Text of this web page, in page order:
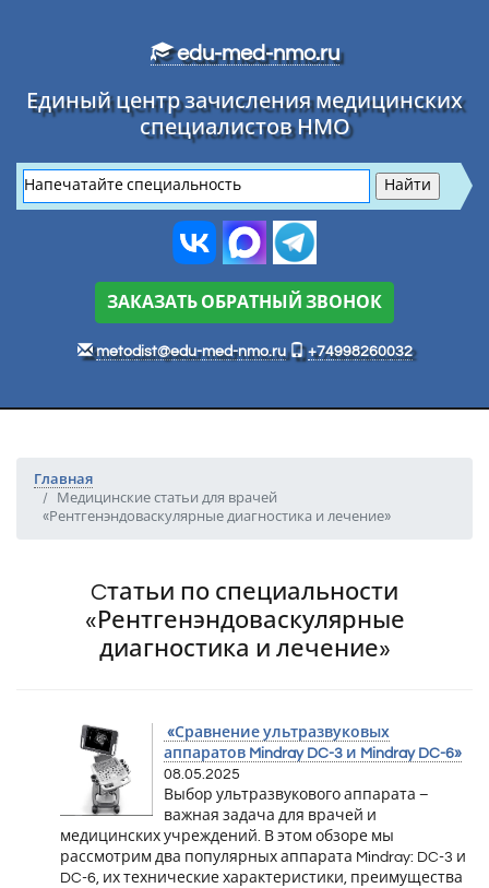
edu-med-nmo.ru
Единый центр зачисления медицинских
специалистов НМО
ЗАКАЗАТЬ ОБРАТНЫЙ ЗВОНОК
metodist@edu-med-nmo.ru +74998260032
Главная
Медицинские статьи для врачей
«Рентгенэндоваскулярные диагностика и лечение»
Cтатьи по специальности
«Рентгенэндоваскулярные
диагностика и лечение»
«Сравнение ультразвуковых
аппаратов Mindray DC-3 и Mindray DC-6»
08.05.2025
Выбор ультразвукового аппарата –
важная задача для врачей и
медицинских учреждений. В этом обзоре мы
рассмотрим два популярных аппарата Mindray: DC-3 и
DC-6, их технические характеристики, преимущества